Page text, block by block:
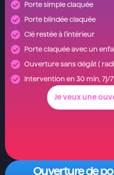
Porte simple claquée
Porte blindée claquée
Clé restée à l'intérieur
Porte claquée avec un
Ouverture sans dégât (
Intervention en 30 min, 7j/7
Je veux une
Ouverture de